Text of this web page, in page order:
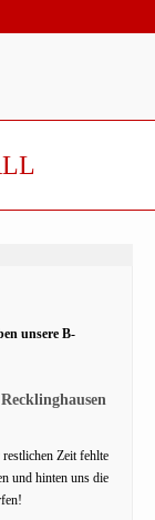
unsere B-
Zeit fehlte
und hinten uns die